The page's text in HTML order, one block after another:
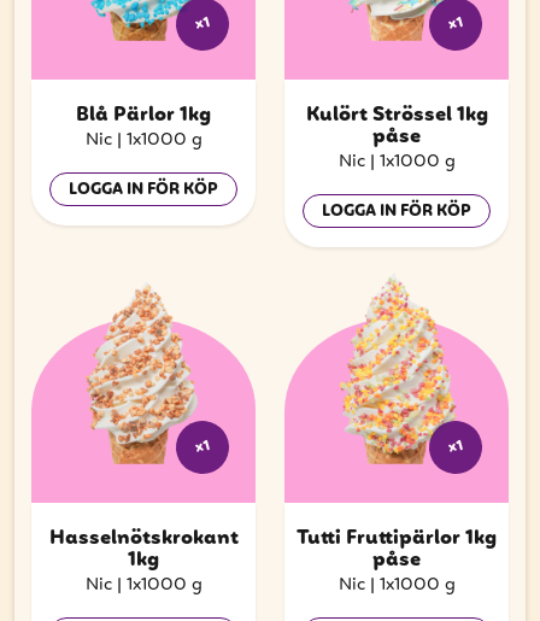
x1
Blå Pärlor 1kg
Nic | 1x1000 g
LOGGA IN FÖR KÖP
x1
Kulört Strössel 1kg
påse
Nic | 1x1000 g
LOGGA IN FÖR KÖP
x1
Hasselnötskrokant
1kg
Nic | 1x1000 g
x1
Tutti Fruttipärlor 1kg
påse
Nic | 1x1000 g